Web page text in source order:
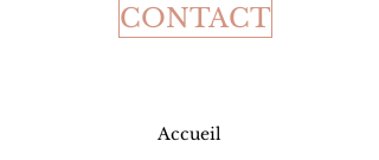
CONTACT
Accueil